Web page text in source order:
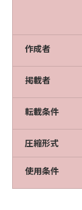
作成者
掲載者
転載条件
圧縮形式
使用条件